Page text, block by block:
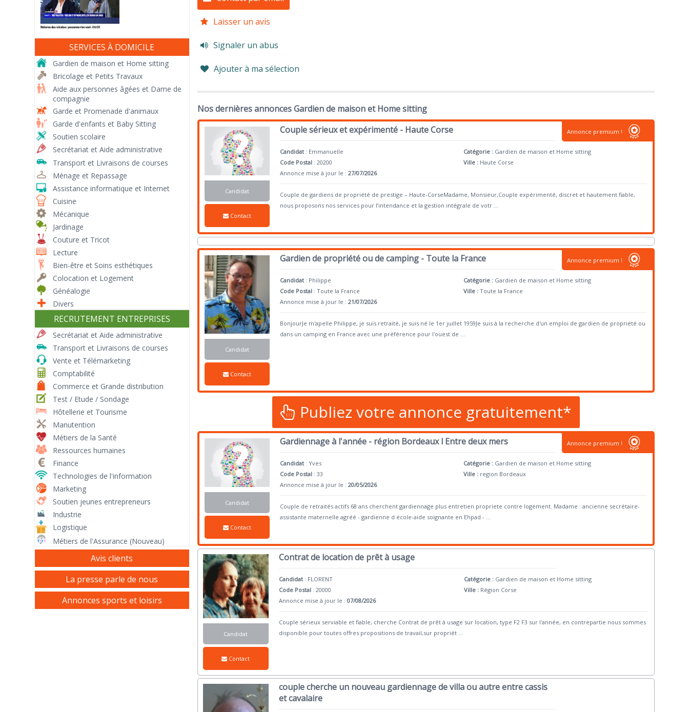
Laisser un avis
Signaler un abus
Ajouter à ma sélection
Nos dernières annonces Gardien de maison et Home sitting
Candidat
Contact
Couple sérieux et expérimenté - Haute Corse
Candidat : Emmanuelle
Code Postal : 20200
Annonce mise à jour le :27/07/2026
Catégorie : Gardien de maison et Home sitting
Ville : Haute Corse
Couple de gardiens de propriété de prestige – Haute-CorseMadame, Monsieur,Couple expérimenté, discret et hautement fiable,
nous proposons nos services pour l’intendance et la gestion intégrale de votr
Annonce premium !
Candidat
Contact
Gardien de propriété ou de camping - Toute la France
Candidat : Philippe
Code Postal : Toute la France
Annonce mise à jour le :21/07/2026
Catégorie : Gardien de maison et Home sitting
Ville :Toute la France
BonjourJe m'apelle Philippe, je suis retraité, je suis né le 1er juillet 1959Je suis à la recherche d'un emploi de gardien de propriété ou
dans un camping en France avec une préférence pour l'ouest de
Annonce premium !
Publiez votre annonce gratuitement*
Candidat
Contact
Gardiennage à l'année - région Bordeaux l Entre deux mers
Candidat :Yves
Code Postal : 33
Annonce mise à jour le :20/05/2026
Catégorie : Gardien de maison et Home sitting
Ville : region Bordeaux
Couple de retraités actifs 68 ans cherchent gardiennage plus entretien propriete contre logement. Madame : ancienne secrétaire-
assistante maternelle agréé - gardienne d école-aide soignante en Ehpad - ...
Annonce premium !
Candidat
Contact
Contrat de location de prêt à usage
Candidat : FLORENT
Code Postal : 20000
Annonce mise à jour le :07/08/2026
Catégorie : Gardien de maison et Home sitting
Ville : Région Corse
Couple sérieux serviable et fiable, cherche Contrat de prêt à usage sur location, type F2 F3 sur l'année, en contrepartie nous sommes
disponible pour toutes offres propositions de travail,sur propriét ...
couple cherche un nouveau gardiennage de villa ou autre entre cassis
et cavalaire
SERVICES À DOMICILE
Gardien de maison et Home sitting
Bricolage et Petits Travaux
Aide aux personnes âgées et Dame de
compagnie
Garde et Promenade d'animaux
Garde d'enfants et Baby Sitting
Soutien scolaire
Secrétariat et Aide administrative
Transport et Livraisons de courses
Ménage et Repassage
Assistance informatique et Internet
Cuisine
Mécanique
Jardinage
Couture et Tricot
Lecture
Bien-être et Soins esthétiques
Colocation et Logement
Généalogie
Divers
RECRUTEMENT ENTREPRISES
Secrétariat et Aide administrative
Transport et Livraisons de courses
Vente et Télémarketing
Comptabilité
Commerce et Grande distribution
Test / Etude / Sondage
Hôtellerie et Tourisme
Manutention
Métiers de la Santé
Ressources humaines
Finance
Technologies de l'information
Marketing
Soutien jeunes entrepreneurs
Industrie
Logistique
Métiers de l'Assurance (Nouveau)
Avis clients
La presse parle de nous
Annonces sports et loisirs